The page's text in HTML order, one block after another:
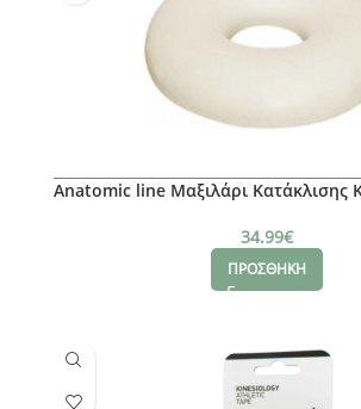
Anatomic line Μαξιλάρι Κατάκλισης
34.99€
ΠΡΟΣΘΗΚΗ